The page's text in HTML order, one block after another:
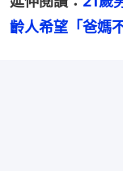
齡人希望「爸媽